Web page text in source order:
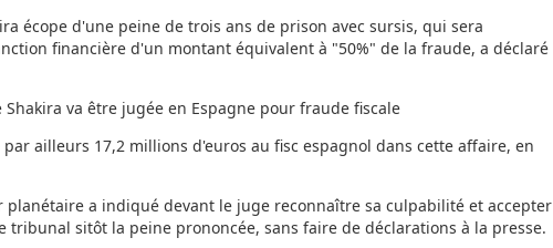
écope d'une peine de trois ans de prison avec sursis, qui sera
financière d'un montant équivalent à "50%" de la fraude, a déclaré
Shakira va être jugée en Espagne pour fraude fiscale
ailleurs 17,2 millions d'euros au fisc espagnol dans cette affaire, en
a indiqué devant le juge reconnaître sa culpabilité et accepter
tribunal sitôt la peine prononcée, sans faire de déclarations à la presse.